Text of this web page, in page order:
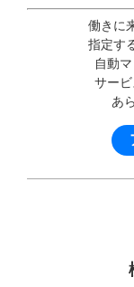
働きに
指定す
自動
サービ
あ